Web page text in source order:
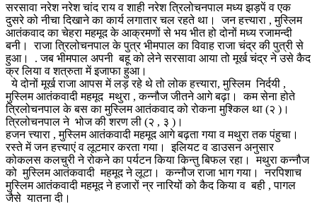
सरसावा नरेश नरेश चांद राय व शाही नरेश त्रिलोचनपाल मध्य झड़पें व एक
दुसरे को नीचा दिखाने का कार्य लगातार चल रहते था। जन हत्त्यारा , मुस्लिम
आतंकवाद का चेहरा महमूद के आक्रमणों से भय भीत हो दोनों मध्य रजामन्दी
बनी। राजा त्रिलोचनपाल के पुत्र भीमपाल का विवाह राजा चंद्र की पुत्री से
हुआ। . जब भीमपाल अपनी बहू को लेने सरसावा आया तो मूर्ख चंद्र ने उसे कैद
क्र लिया व शत्रुता में इजाफा हुआ।
ये दोनों मूर्ख राजा आपस में लड़ रहे थे तो लोक हत्त्यारा, मुस्लिम निर्दयी ,
मुस्लिम आतंकवादी महमूद मथुरा , कन्नौज जीतने आगे बढ़ा। कम सेना होते
त्रिलोचनपाल के बस का मुस्लिम आतंकवाद को रोकना मुश्किल था (२ )।
त्रिलोचनपाल ने भोज की शरण ली (२ , ३ )।
हजन त्त्यारा , मुस्लिम आतंकवादी महमूद आगे बढ़ता गया व मथुरा तक पंहुचा।
रस्ते में जन हत्त्याएं व लूटमार करता गया। इलियट व डाउसन अनुसार
कोकलस कलचुरी ने रोकने का पर्यटन किया किन्तु बिफल रहा। मथुरा कन्नौज
को मुस्लिम आतंकवादी महमूद ने लूटा। कन्नौज राजा भाग गया। नरपिशाच
मुस्लिम आतंकवादी महमूद ने हजारों न्र नारियों को कैद किया व बही , पागल
जैसे यातना दी।